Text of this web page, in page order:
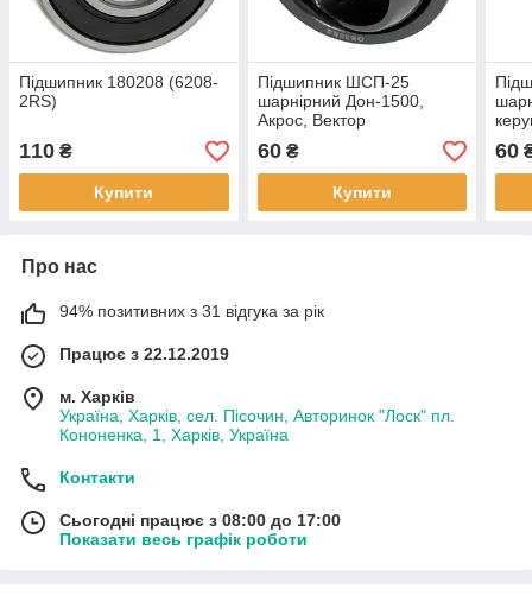
Підшипник 180208 (6208-
2RS)
110 ₴
Купити
Підшипник ШСП-25
шарнірний Дон-1500,
Акрос, Вектор
60₴
Купити
ПАЗ
60
Про нас
94% позитивних з 31 відгука за рік
Працює з 22.12.2019
м. Харків
Україна, Харків, сел. Пісочин, Авторинок "Лоск" пл.
Кононенка, 1, Харків, Україна
Контакти
Сьогодні працює з 08:00 до 17:00
Показати весь графік роботи